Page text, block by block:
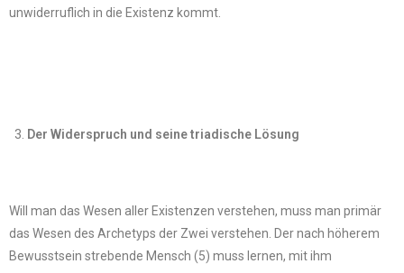
unwiderruflich in die Existenz kommt.
Der Widerspruch und seine triadische Lösung
Will man das Wesen aller Existenzen verstehen, muss man primär
das Wesen des Archetyps der Zwei verstehen. Der nach höherem
Bewusstsein strebende Mensch (5) muss lernen, mit ihm